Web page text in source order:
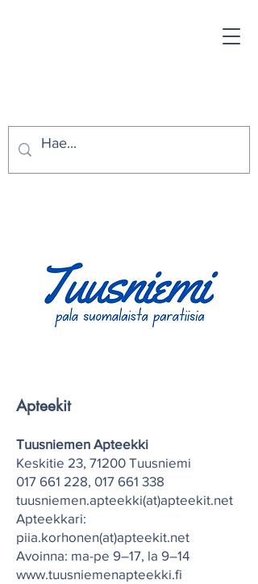
Apteekit
Tuusniemen Apteekki
Keskitie 23, 71200 Tuusniemi
017 661 228, 017 661 338
tuusniemen.apteekki(at)apteekit.net
Apteekkari:
piia.korhonen(at)apteekit.net
Avoinna: ma-pe 9–17, la 9–14
www.tuusniemenapteekki.fi